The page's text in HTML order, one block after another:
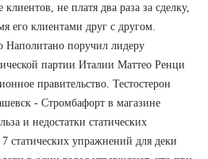
не платя два раза за сделку,
его клиентами друг с другом.
поручил лидеру
партии Италии Маттео Ренци
правительство. Тестостерон
- Стромбафорт в магазине
и недостатки статических
статических упражнений для деки